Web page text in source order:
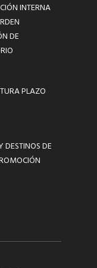
INTERNA
DE
PLAZO
DESTINOS DE